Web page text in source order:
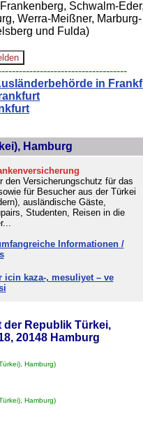
Schwalm-
Werra-Meißner, Marburg-
und Fulda)
in
Hamburg
den Versicherungschutz für das
für Besucher aus der Türkei
ausländische Gäste,
Studenten, Reisen in die
Informationen /
icin kaza-, mesuliyet – ve
der Republik Türkei,
20148 Hamburg
Hamburg)
Hamburg)